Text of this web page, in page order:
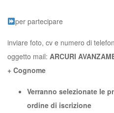
per partecipare
inviare foto, cv e numero di
oggetto mail: ARCURI
+ Cognome
Verranno selezionate le
ordine di iscrizione